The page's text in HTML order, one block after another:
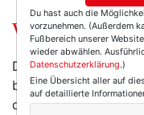
Wie alles
Die weltbeste
bisschen
die Archiv-Funktion
Du hast auch die
vorzunehmen. (Außerdem
Fußbereich unserer
wieder abwählen.
Datenschutzerklärung.)
Eine Übersicht aller auf
auf detaillierte